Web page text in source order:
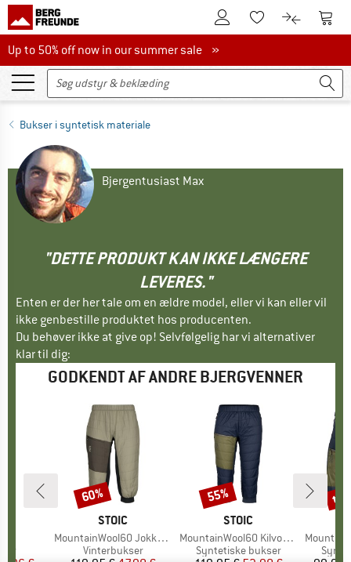
Til kundekontoenTil huskesedlen.
Til Til
Up to 50% off now in our summer sale
Up to 50% off now in our summer sale »
Bukser i syntetisk materiale
Bjergentusiast Max
"DETTE PRODUKT KAN IKKE LÆNGERE
LEVERES."
Enten er der her tale om en ældre model, eller vi kan eller vil
ikke genbestille produktet hos producenten.
Du behøver ikke at give op! Selvfølgelig har vi alternativer
klar til dig:
GODKENDT AF ANDRE BJERGVENNER
MÆRKE
STOIC
Artikel
MountainWool60 JokkmokkSt. Padded 3/4 Pants
Produktgruppe
Vinterbukser
Rabat
60%
MÆRKE
STOIC
Artikel
MountainWool60 KilvoSt. II Padded 3/4 Pants
Produktgruppe
Syntetiske bukser
Rabat
55%
Artikel
MountainWool60
til